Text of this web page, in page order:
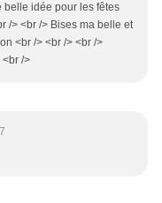
belle idée pour les fêtes
/> <br /> Bises ma belle et
<br /> <br /> <br />
<br />